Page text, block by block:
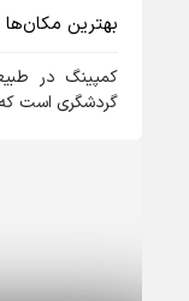
بهترین مکان‌ها
کمپینگ در
گردشگری است که